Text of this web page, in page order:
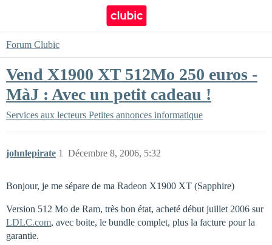
Forum Clubic
Vend X1900 XT 512Mo 250 euros -
MàJ : Avec un petit cadeau !
Services aux lecteurs Petites annonces informatique
johnlepirate Décembre 8, 2006, 5:32
1
Bonjour, je me sépare de ma Radeon X1900 XT (Sapphire)
Version 512 Mo de Ram, très bon état, acheté début juillet 2006 sur
LDLC.com, avec boite, le bundle complet, plus la facture pour la
garantie.